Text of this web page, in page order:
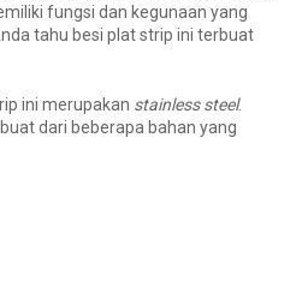
fungsi dan kegunaan yang
tahu besi plat strip ini terbuat
ini merupakan stainless steel.
dari beberapa bahan yang